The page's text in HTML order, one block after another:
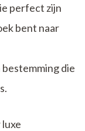
perfect zijn
bent naar
die